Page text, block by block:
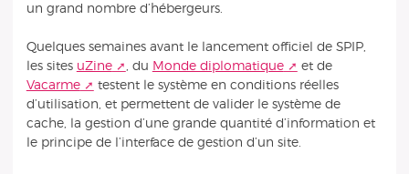
un grand nombre d’hébergeurs.
Quelques semaines avant le lancement officiel de SPIP,
les sites uZine , du Monde diplomatique
et de
Vacarme
testent le système en conditions réelles
d’utilisation, et permettent de valider le système de
cache, la gestion d’une grande quantité d’information et
le principe de l’interface de gestion d’un site.